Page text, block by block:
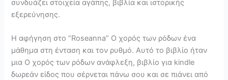
συνδυάζει στοιχεία αγάπης, βιβλία και ιστορικής
εξερεύνησης.
Η αφήγηση στο “Roseanna” Ο χορός των ρόδων ένα
μάθημα στη ένταση και τον ρυθμό. Αυτό το βιβλίο ήταν
μια Ο χορός των ρόδων ανάφλεξη, βιβλίο για kindle
δωρεάν είδος που σέρνεται πάνω σου και σε πιάνει από